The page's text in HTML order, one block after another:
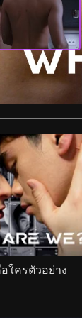
ใครตัวอย่าง